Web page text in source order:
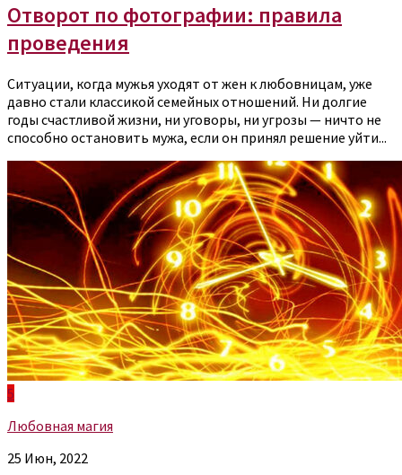
Отворот по фотографии: правила
проведения
Ситуации, когда мужья уходят от жен к любовницам, уже
давно стали классикой семейных отношений. Ни долгие
годы счастливой жизни, ни уговоры, ни угрозы — ничто не
способно остановить мужа, если он принял решение уйти...
5
Любовная магия
25 Июн, 2022